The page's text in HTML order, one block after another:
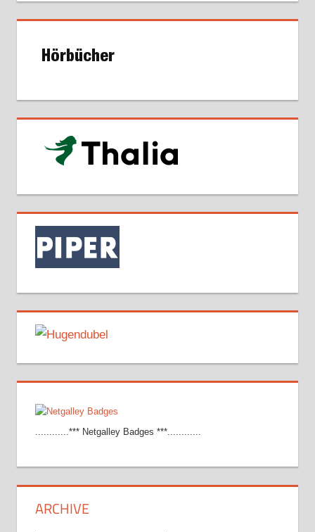
............*** Netgalley Badges ***............
ARCHIVE